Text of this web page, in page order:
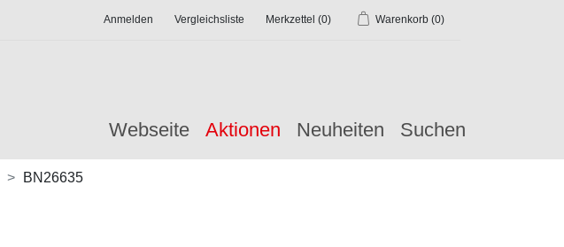
Anmelden Vergleichsliste Merkzettel (0) Warenkorb (0)
Webseite Aktionen Neuheiten Suchen
BN26635